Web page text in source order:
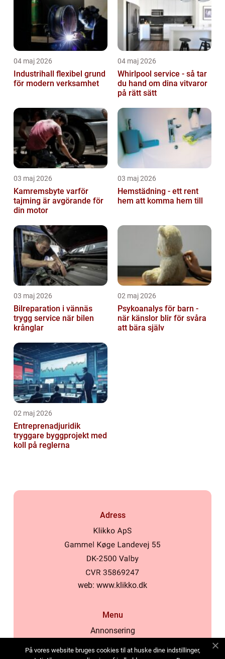
04 maj 2026
Industrihall flexibel grund
för modern verksamhet
04 maj 2026
Whirlpool service - så tar
du hand om dina vitvaror
på rätt sätt
03 maj 2026
Kamremsbyte varför
tajming är avgörande för
din motor
03 maj 2026
Hemstädning - ett rent
hem att komma hem till
03 maj 2026
Bilreparation i vännäs
trygg service när bilen
krånglar
02 maj 2026
Psykoanalys för barn -
när känslor blir för svåra
att bära själv
02 maj 2026
Entreprenadjuridik
tryggare byggprojekt med
koll på reglerna
Adress
web: www.klikko.dk
Menu
Annonsering
På vores website bruges cookies til at huske dine indstillinger,